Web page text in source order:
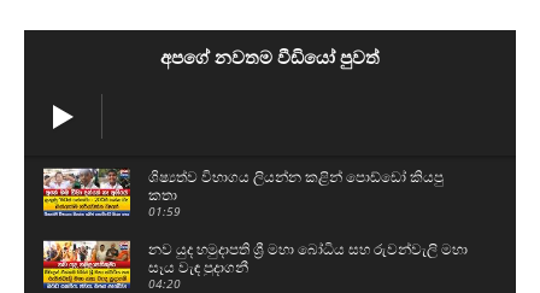
අපගේ නවතම වීඩියෝ පුවත්
ශිෂ්‍යත්ව විභාගය ලියන්න කළින් පොඩ්ඩෝ කියපු
කතා
01:59
නව යුද හමුදාපති ශ්‍රී මහා බෝධිය සහ රුවන්වැලි මහා
සෑය වැඳ පුදාගනී
04:20